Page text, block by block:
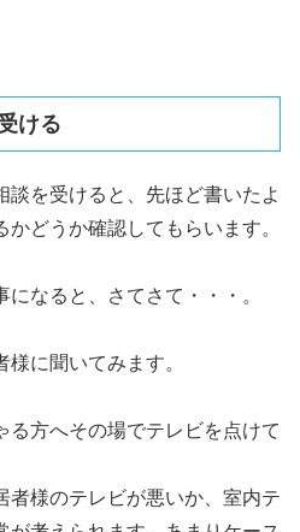
ける
談を受けると、先ほど書いたよ
どうか確認してもらいます。
なると、さてさて・・・。
に聞いてみます。
る方へその場でテレビを点けて
者様のテレビが悪いか、室内テ